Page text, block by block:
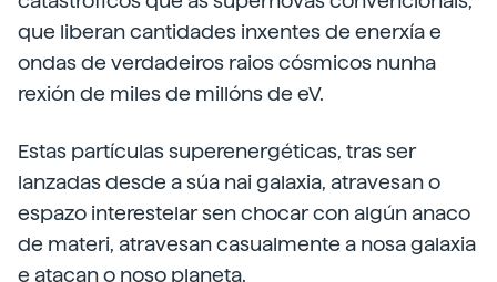
que liberan cantidades inxentes de enerxía e
ondas de verdadeiros raios cósmicos nunha
rexión de miles de millóns de eV.
Estas partículas superenergéticas, tras ser
lanzadas desde a súa nai galaxia, atravesan o
espazo interestelar sen chocar con algún anaco
de materi, atravesan casualmente a nosa galaxia
e atacan o noso planeta.